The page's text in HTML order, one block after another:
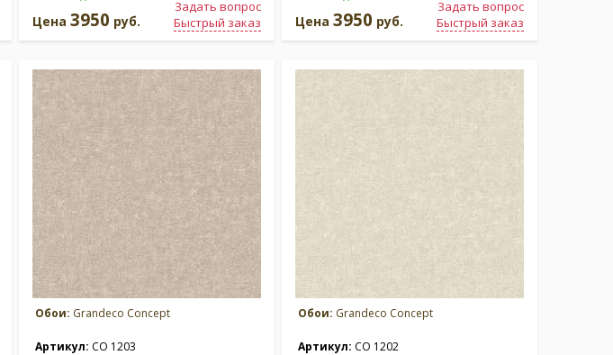
Задать вопрос
Быстрый заказ
Цена 3950 руб.
Задать вопрос
Быстрый заказ
Цена 3950 руб.
Обои: Grandeco Concept
Артикул: CO 1203
Обои: Grandeco Concept
Артикул: CO 1202